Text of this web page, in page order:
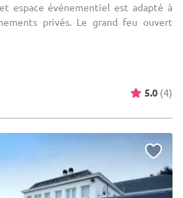
espace événementiel est adapté à
privés. Le grand feu ouvert
5.0 (4)